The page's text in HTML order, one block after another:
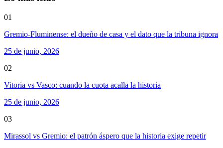
01
Gremio-Fluminense: el dueño de casa y el dato que la tribuna ignora
25 de junio, 2026
02
Vitoria vs Vasco: cuando la cuota acalla la historia
25 de junio, 2026
03
Mirassol vs Gremio: el patrón áspero que la historia exige repetir